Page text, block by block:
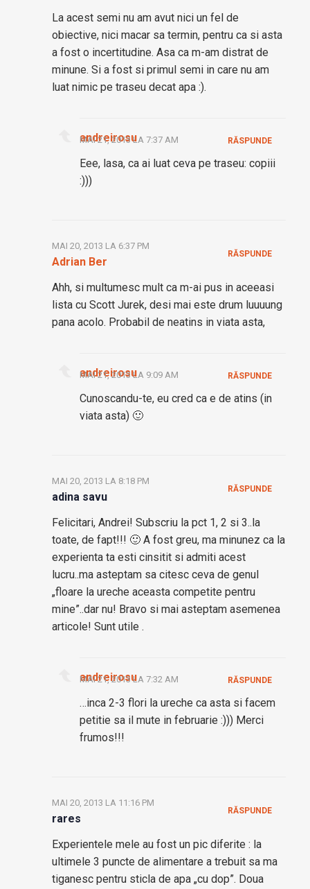
La acest semi nu am avut nici un fel de
obiective, nici macar sa termin, pentru ca si asta
a fost o incertitudine. Asa ca m-am distrat de
minune. Si a fost si primul semi in care nu am
luat nimic pe traseu decat apa :).
andreirosu
MAI 21, 2013 LA 7:37 AM
Eee, lasa, ca ai luat ceva pe traseu: copiii
:)))
RĂSPUNDE
Adrian Ber
MAI 20, 2013 LA 6:37 PM
Ahh, si multumesc mult ca m-ai pus in aceeasi
lista cu Scott Jurek, desi mai este drum luuuung
pana acolo. Probabil de neatins in viata asta,
RĂSPUNDE
andreirosu
MAI 21, 2013 LA 9:09 AM
Cunoscandu-te, eu cred ca e de atins (in
viata asta) 🙂
RĂSPUNDE
adina savu
MAI 20, 2013 LA 8:18 PM
Felicitari, Andrei! Subscriu la pct 1, 2 si 3..la
toate, de fapt!!! 🙂 A fost greu, ma minunez ca la
experienta ta esti cinsitit si admiti acest
lucru..ma asteptam sa citesc ceva de genul
„floare la ureche aceasta competite pentru
mine”..dar nu! Bravo si mai asteptam asemenea
articole! Sunt utile .
RĂSPUNDE
andreirosu
MAI 21, 2013 LA 7:32 AM
…inca 2-3 flori la ureche ca asta si facem
petitie sa il mute in februarie :))) Merci
frumos!!!
RĂSPUNDE
rares
MAI 20, 2013 LA 11:16 PM
Experientele mele au fost un pic diferite : la
ultimele 3 puncte de alimentare a trebuit sa ma
tiganesc pentru sticla de apa „cu dop”. Doua
RĂSPUNDE